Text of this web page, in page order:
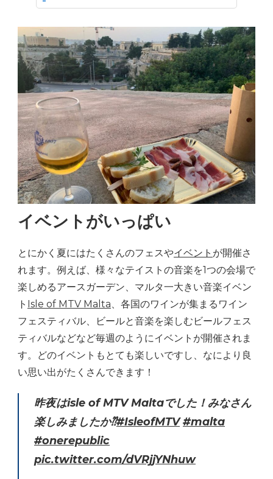
イベントがいっぱい
とにかく夏にはたくさんのフェスやイベント が開催さ
れます。例えば、様々なテイストの音楽を1つの会場で
楽しめるアースガーデン、マルタ一大きい音楽イベン
ト Isle of MTV Malta、各国のワインが集まるワイン
フェスティバル、ビールと音楽を楽しむビールフェス
ティバルなどなど毎週のようにイベントが開催されま
す。どのイベントもとても楽しいですし、なにより良
い思い出がたくさんできます！
昨夜はisle of MTV Maltaでした！みなさん
楽しみましたか⁇#IsleofMTV #malta
#onerepublic
pic.twitter.com/dVRjjYNhuw